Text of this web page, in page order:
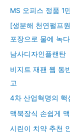
MS 오피스 정품 1
[생분해 천연펄프
포장으로 물에 녹
남사디자인플랜탄
비지트 재팬 웹 동
고
4차 산업혁명의 핵
맥북장식 손쉽게
시린이 치약 추천